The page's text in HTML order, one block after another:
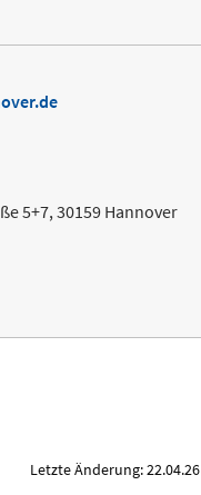
5+7, 30159 Hannover
Letzte Änderung: 22.04.26